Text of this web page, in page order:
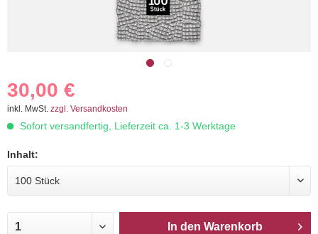
30,00 €
inkl. MwSt. zzgl. Versandkosten
Sofort versandfertig, Lieferzeit ca. 1-3 Werktage
Inhalt:
In den Warenkorb